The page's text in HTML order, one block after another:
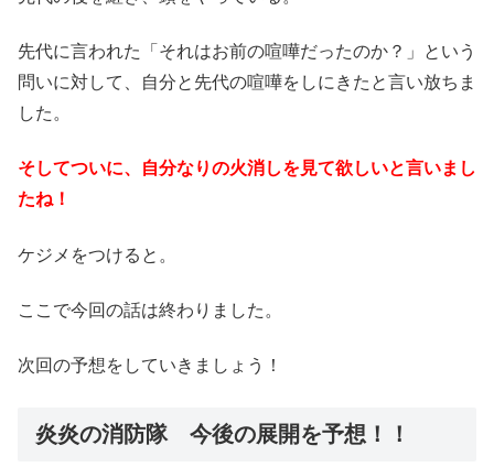
先代に言われた「それはお前の喧嘩だったのか？」という
問いに対して、自分と先代の喧嘩をしにきたと言い放ちま
した。
そしてついに、自分なりの火消しを見て欲しいと言いまし
たね！
ケジメをつけると。
ここで今回の話は終わりました。
次回の予想をしていきましょう！
炎炎の消防隊 今後の展開を予想！！